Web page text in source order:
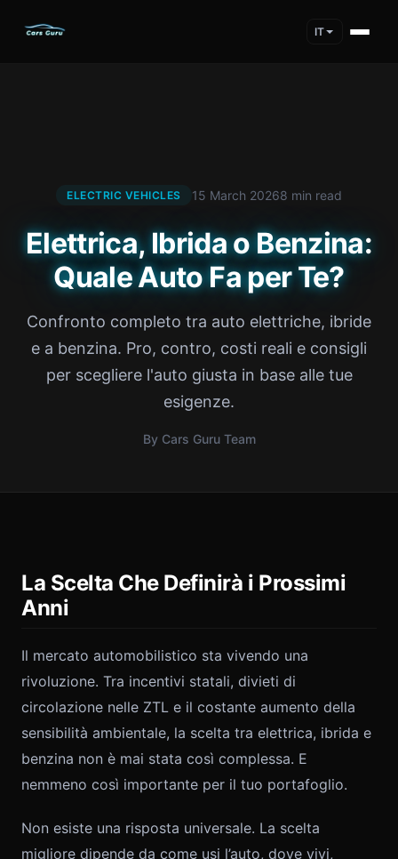
IT
ELECTRIC VEHICLES 15 March 20268 min read
Elettrica, Ibrida o Benzina:
Quale Auto Fa per Te?
Confronto completo tra auto elettriche, ibride
e a benzina. Pro, contro, costi reali e consigli
per scegliere l'auto giusta in base alle tue
esigenze.
By Cars Guru Team
La Scelta Che Definirà i Prossimi
Anni
Il mercato automobilistico sta vivendo una
rivoluzione. Tra incentivi statali, divieti di
circolazione nelle ZTL e il costante aumento della
sensibilità ambientale, la scelta tra elettrica, ibrida e
benzina non è mai stata così complessa. E
nemmeno così importante per il tuo portafoglio.
Non esiste una risposta universale. La scelta
migliore dipende da come usi l’auto, dove vivi,